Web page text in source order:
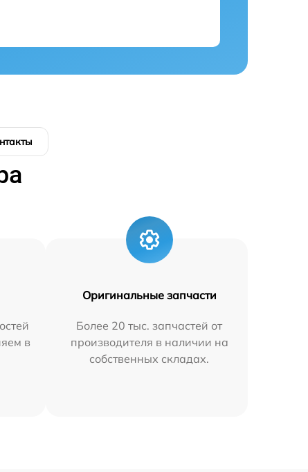
в
Оригинальные запчасти
Более 20 тыс. запчастей от
производителя в наличии на
собственных складах.